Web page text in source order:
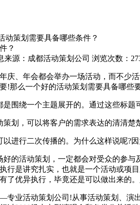
动策划需要具备哪些条件？
？
来源：成都活动策划公司 浏览次数：
、年会都会举办一场活动，而不少活
!那么一个好的活动策划需要具备哪些
绕一个主题展开的。通过这些标题
，可以将客户的需求表达的清清楚
行二次传播的。为什么这样说呢?因
活动策划，一定都会对受众的参与
行是讲究扎实，也就是一个活动或项
了优异执行，毕竟还是可以做出来的。
活动策划公司!从事活动策划、演出